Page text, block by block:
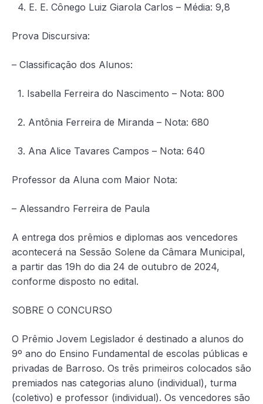
4. E. E. Cônego Luiz Giarola Carlos – Média: 9,8
Prova Discursiva:
– Classificação dos Alunos:
1. Isabella Ferreira do Nascimento – Nota: 800
2. Antônia Ferreira de Miranda – Nota: 680
3. Ana Alice Tavares Campos – Nota: 640
Professor da Aluna com Maior Nota:
– Alessandro Ferreira de Paula
A entrega dos prêmios e diplomas aos vencedores
acontecerá na Sessão Solene da Câmara Municipal,
a partir das 19h do dia 24 de outubro de 2024,
conforme disposto no edital.
SOBRE O CONCURSO
O Prêmio Jovem Legislador é destinado a alunos do
9º ano do Ensino Fundamental de escolas públicas e
privadas de Barroso. Os três primeiros colocados são
premiados nas categorias aluno (individual), turma
(coletivo) e professor (individual). Os vencedores são